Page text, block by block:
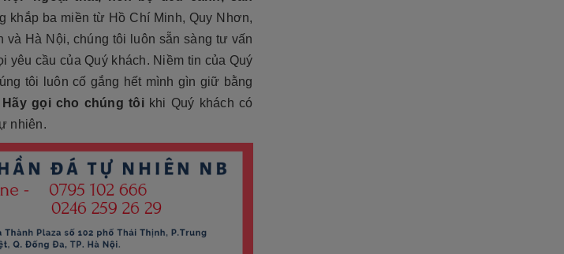
khắp ba miền từ Hồ Chí Minh, Quy Nhơn,
Hà Nội, chúng tôi luôn sẵn sàng tư vấn
yêu cầu của Quý khách. Niềm tin của Quý
tôi luôn cố gắng hết mình gìn giữ bằng
Hãy gọi cho chúng tôikhi Quý khách có
nhiên.